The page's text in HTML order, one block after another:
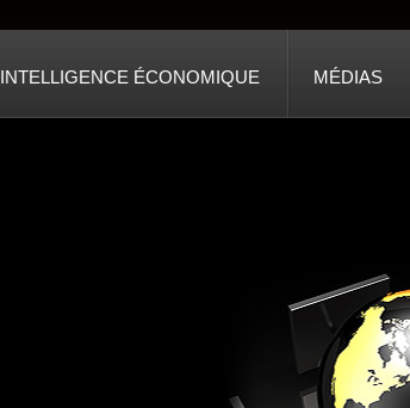
INTELLIGENCE ÉCONOMIQUE MÉDIAS